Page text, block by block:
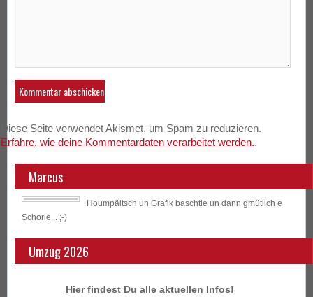
Diese Seite verwendet Akismet, um Spam zu reduzieren.
Erfahre, wie deine Kommentardaten verarbeitet werden..
Marcus
Houmpäitsch un Grafik baschtle un dann gmütlich e
Schorle... ;-)
Umzug 2026
Hier findest Du alle aktuellen Infos!